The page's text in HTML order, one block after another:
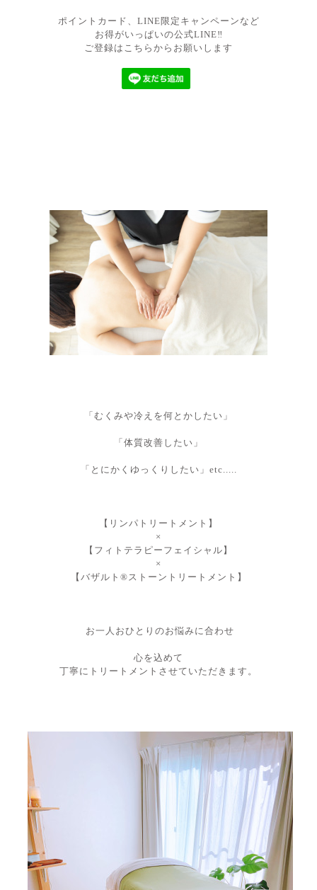
ポイントカード、LINE限定キャンペーンなど
お得がいっぱいの公式LINE‼
ご登録はこちらからお願いします
「むくみや冷えを何とかしたい」
「体質改善したい」
「とにかくゆっくりしたい 」etc.....
【リンパトリートメント】
×
【フィトテラピーフェイシャル】
×
【バザルト®︎ストーントリートメント】
お一人おひとりのお悩みに合わせ
心を込めて
丁寧にトリートメントさせていただきます。